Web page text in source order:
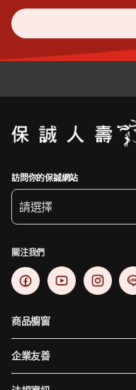
訪問你的保誠網站
請選擇
關注我們
商品櫥窗
企業友善